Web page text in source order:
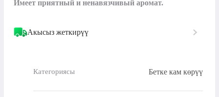
Акысыз жеткирүү
Категориясы Бетке кам көрүү